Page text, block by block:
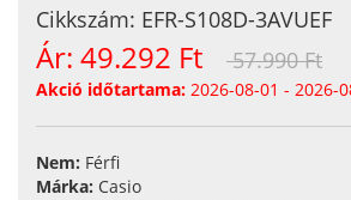
Cikkszám: EFR-S108D-3AVUEF
Ár: 49.292 Ft 57.990 Ft
Akció időtartama: 2026-08-01 - 2026-
Nem: Férfi
Márka: Casio